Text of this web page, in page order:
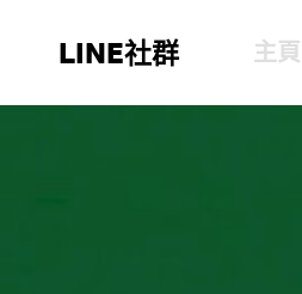
LINE社群 主頁